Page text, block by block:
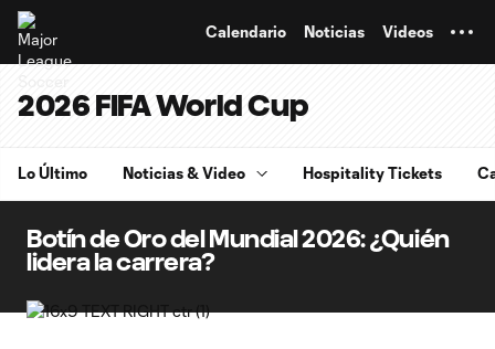
Calendario Noticias Videos
2026 FIFA World Cup
Lo Último Noticias & Video Hospitality Tickets
Botín de Oro del Mundial 2026: ¿Quién
lidera la carrera?